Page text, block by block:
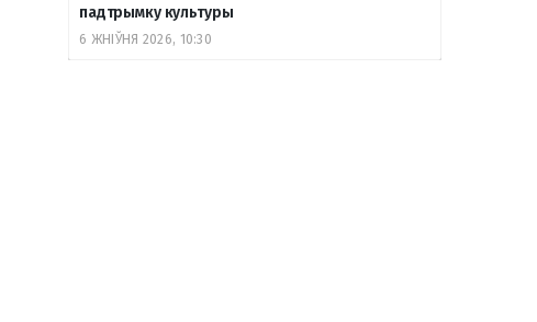
падтрымку культуры
6 ЖНІЎНЯ 2026, 10:30